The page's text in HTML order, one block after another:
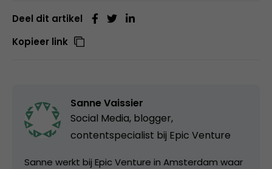
Deel dit artikel
Kopieer link
Sanne Vaissier
Social Media, blogger,
contentspecialist bij Epic Venture
Sanne werkt bij Epic Venture in Amsterdam waar